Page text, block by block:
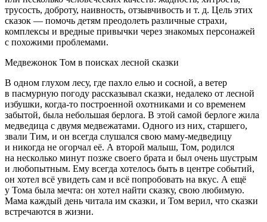
трусость, доброту, наивность, отзывчивость и т. д. Цель этих
сказок — помочь детям преодолеть различные страхи,
комплексы и вредные привычки через знакомых персонажей
с похожими проблемами.
Медвежонок Том в поисках лесной сказки
В одном глухом лесу, где пахло елью и сосной, а ветер
в пасмурную погоду рассказывал сказки, недалеко от лесной
избушки, когда-то построенной охотниками и со временем
забытой, была небольшая берлога. В этой самой берлоге жила
медведица с двумя медвежатами. Одного из них, старшего,
звали Тим, и он всегда слушался свою маму-медведицу
и никогда не огорчал её. А второй малыш, Том, родился
на несколько минут позже своего брата и был очень шустрым
и любопытным. Ему всегда хотелось быть в центре событий,
он хотел всё увидеть сам и всё попробовать на вкус. А ещё
у Тома была мечта: он хотел найти сказку, свою любимую.
Мама каждый день читала им сказки, и Том верил, что сказки
встречаются в жизни.